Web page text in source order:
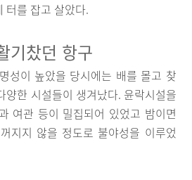
터를 잡고 살았다.
기찼던 항구
성이 높았을 당시에는 배를 몰고 찾
양한 시설들이 생겨났다. 윤락시설을
여관 등이 밀집되어 있었고 밤이면
지지 않을 정도로 불야성을 이루었